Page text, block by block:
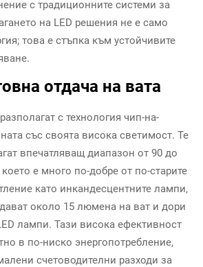
с традиционните системи за
на LED решения не е само
това е стъпка към устойчивите
отдача на вата
с технология чип-на-
със своята висока светимост. Те
впечатляващ диапазон от 90 до
е много по-добре от по-старите
като инкандесцентните лампи,
около 15 люмена на ват и дори
лампи. Тази висока ефективност
в по-ниско энергопотребление,
счетоводителни разходи за